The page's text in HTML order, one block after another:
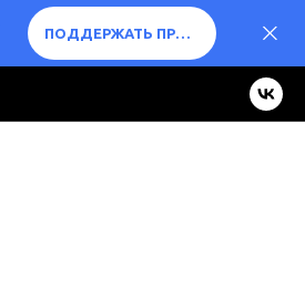
ПОДДЕРЖАТЬ ПРОЕКТ ❤️